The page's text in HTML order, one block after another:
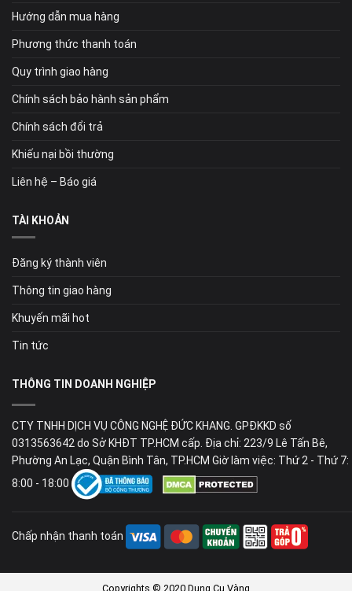
Hướng dẫn mua hàng
Phương thức thanh toán
Quy trình giao hàng
Chính sách bảo hành sản phẩm
Chính sách đổi trả
Khiếu nại bồi thường
Liên hệ – Báo giá
TÀI KHOẢN
Đăng ký thành viên
Thông tin giao hàng
Khuyến mãi hot
Tin tức
THÔNG TIN DOANH NGHIỆP
CTY TNHH DỊCH VỤ CÔNG NGHỆ ĐỨC KHANG. GPĐKKD số
0313563642 do Sở KHĐT TP.HCM cấp. Địa chỉ: 223/9 Lê Tấn Bê,
Phường An Lạc, Quận Bình Tân, TP.HCM Giờ làm việc: Thứ 2 - Thứ 7:
8:00 - 18:00
Chấp nhận thanh toán
Copyrights © 2020 Dụng Cụ Vàng